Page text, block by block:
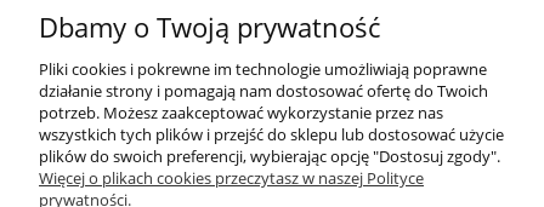
Pomoc
Moje konto
Dbamy o Twoją prywatność
Pliki cookies i pokrewne im technologie umożliwiają poprawne
działanie strony i pomagają nam dostosować ofertę do Twoich
potrzeb. Możesz zaakceptować wykorzystanie przez nas
wszystkich tych plików i przejść do sklepu lub dostosować użycie
plików do swoich preferencji, wybierając opcję "Dostosuj zgody".
Więcej o plikach cookies przeczytasz w naszej Polityce
prywatności.